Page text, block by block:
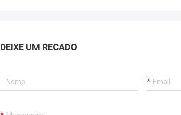
DEIXE UM RECADO